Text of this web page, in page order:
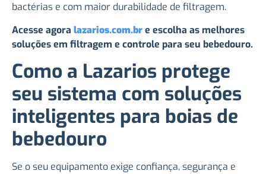
bactérias e com maior durabilidade de filtragem.
Acesse agora lazarios.com.bre escolha as melhores
soluções em filtragem e controle para seu bebedouro.
Como a Lazarios protege
seu sistema com soluções
inteligentes para boias de
bebedouro
Se o seu equipamento exige confiança, segurança e